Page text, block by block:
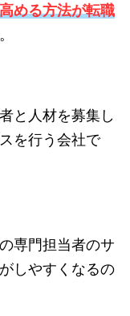
める方法が転職
と人材を募集し
を行う会社で
専門担当者のサ
しやすくなるの